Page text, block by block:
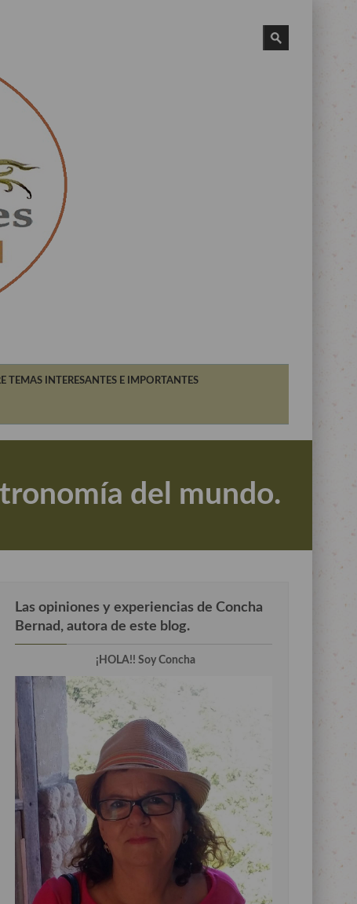
TEMAS INTERESANTES E IMPORTANTES
del mundo.
Las opiniones y experiencias de Concha
Bernad, autora de este blog.
¡HOLA!! Soy Concha